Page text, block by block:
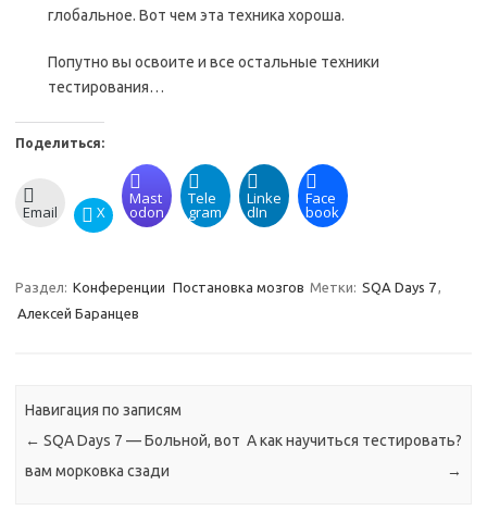
глобальное. Вот чем эта техника хороша.
Попутно вы освоите и все остальные техники
тестирования…
Поделиться:
Email X
Mast
odon
Tele
gram
Linke
dIn
Face
book
Раздел: Конференции Постановка мозгов Метки: SQA Days 7,
Алексей Баранцев
Навигация по записям
← SQA Days 7 — Больной, вот
вам морковка сзади
А как научиться тестировать?
→